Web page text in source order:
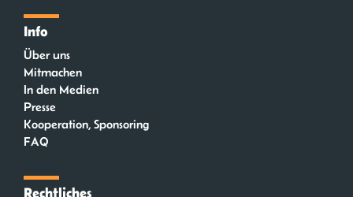
Info
Über uns
Mitmachen
In den Medien
Presse
Kooperation, Sponsoring
FAQ
Rechtliches